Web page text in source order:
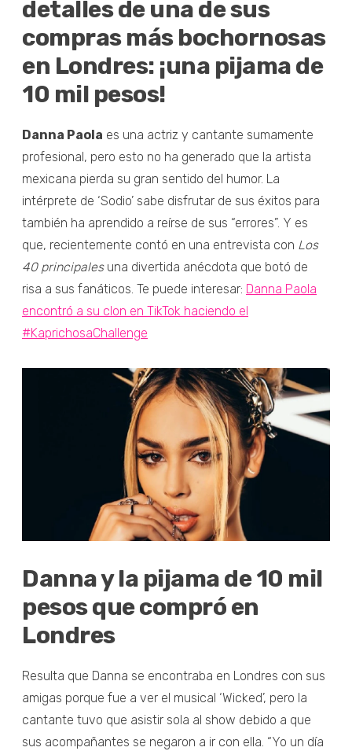
detalles de una de sus
compras más bochornosas
en Londres: ¡una pijama de
10 mil pesos!
Danna Paola es una actriz y cantante sumamente
profesional, pero esto no ha generado que la artista
mexicana pierda su gran sentido del humor. La
intérprete de ‘Sodio’ sabe disfrutar de sus éxitos para
también ha aprendido a reírse de sus “errores”. Y es
que, recientemente contó en una entrevista con Los
40 principales una divertida anécdota que botó de
risa a sus fanáticos. Te puede interesar: Danna Paola
encontró a su clon en TikTok haciendo el
#KaprichosaChallenge
Danna y la pijama de 10 mil
pesos que compró en
Londres
Resulta que Danna se encontraba en Londres con sus
amigas porque fue a ver el musical ‘Wicked’, pero la
cantante tuvo que asistir sola al show debido a que
sus acompañantes se negaron a ir con ella. “Yo un día